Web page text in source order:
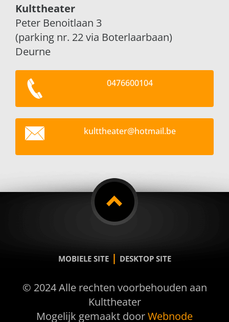
Kulttheater
Peter Benoitlaan 3
(parking nr. 22 via Boterlaarbaan)
Deurne
0476600104
kulttheater@hotmail.be
MOBIELE SITE | DESKTOP SITE
© 2024 Alle rechten voorbehouden aan
Kulttheater
Mogelijk gemaakt doorWebnode